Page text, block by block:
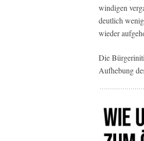
windigen
deutlich
wieder
Die
Aufhebung